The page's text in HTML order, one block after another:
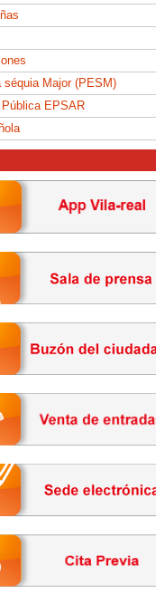
séquia Major (PESM)
EPSAR